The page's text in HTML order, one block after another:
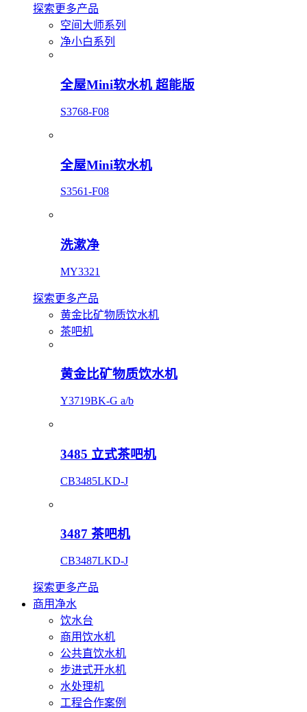
探索更多产品
空间大师系列
净小白系列
全屋Mini软水机 超能版
S3768-F08
全屋Mini软水机
S3561-F08
洗漱净
MY3321
探索更多产品
黄金比矿物质饮水机
茶吧机
黄金比矿物质饮水机
Y3719BK-G a/b
3485 立式茶吧机
CB3485LKD-J
3487 茶吧机
CB3487LKD-J
探索更多产品
商用净水
饮水台
商用饮水机
公共直饮水机
步进式开水机
水处理机
工程合作案例